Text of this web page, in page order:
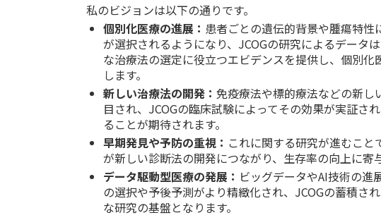
私のビジョンは以下の通りです。
個別化医療の進展： 患者ごとの遺伝的背景や腫瘍特性
が選択されるようになり、JCOGの研究によるデータ
な治療法の選定に役立つエビデンスを提供し、個別化
します。
新しい治療法の開発：免疫療法や標的療法などの新し
目され、JCOGの臨床試験によってその効果が実証さ
ることが期待されます。
早期発見や予防の重視： これに関する研究が進むこと
が新しい診断法の開発につながり、生存率の向上に寄
データ駆動型医療の発展： ビッグデータやAI技術の進
の選択や予後予測がより精緻化され、JCOGの蓄積さ
な研究の基盤となります。